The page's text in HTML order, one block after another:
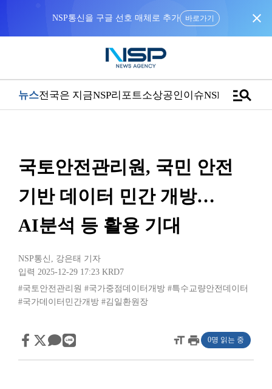
NSP통신을 구글 선호 매체로 추가 바로가기 close
뉴스전국은 지금NSP리포트소상공인이슈NSPTVmanage_search
국토안전관리원, 국민 안전
기반 데이터 민간 개방…
AI분석 등 활용 기대
NSP통신 , 강은태 기자
입력 2025-12-29 17:23 KRD7
#국토안전관리원 #국가중점데이터개방 #특수교량안전데이터
#국가데이터민간개방 #김일환원장
format_sizeprint 0명 읽는 중